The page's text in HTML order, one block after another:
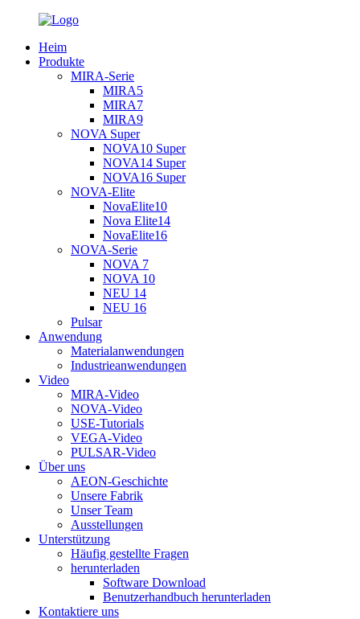
Heim
Produkte
MIRA-Serie
MIRA5
MIRA7
MIRA9
NOVA Super
NOVA10 Super
NOVA14 Super
NOVA16 Super
NOVA-Elite
NovaElite10
Nova Elite14
NovaElite16
NOVA-Serie
NOVA 7
NOVA 10
NEU 14
NEU 16
Pulsar
Anwendung
Materialanwendungen
Industrieanwendungen
Video
MIRA-Video
NOVA-Video
USE-Tutorials
VEGA-Video
PULSAR-Video
Über uns
AEON-Geschichte
Unsere Fabrik
Unser Team
Ausstellungen
Unterstützung
Häufig gestellte Fragen
herunterladen
Software Download
Benutzerhandbuch herunterladen
Kontaktiere uns